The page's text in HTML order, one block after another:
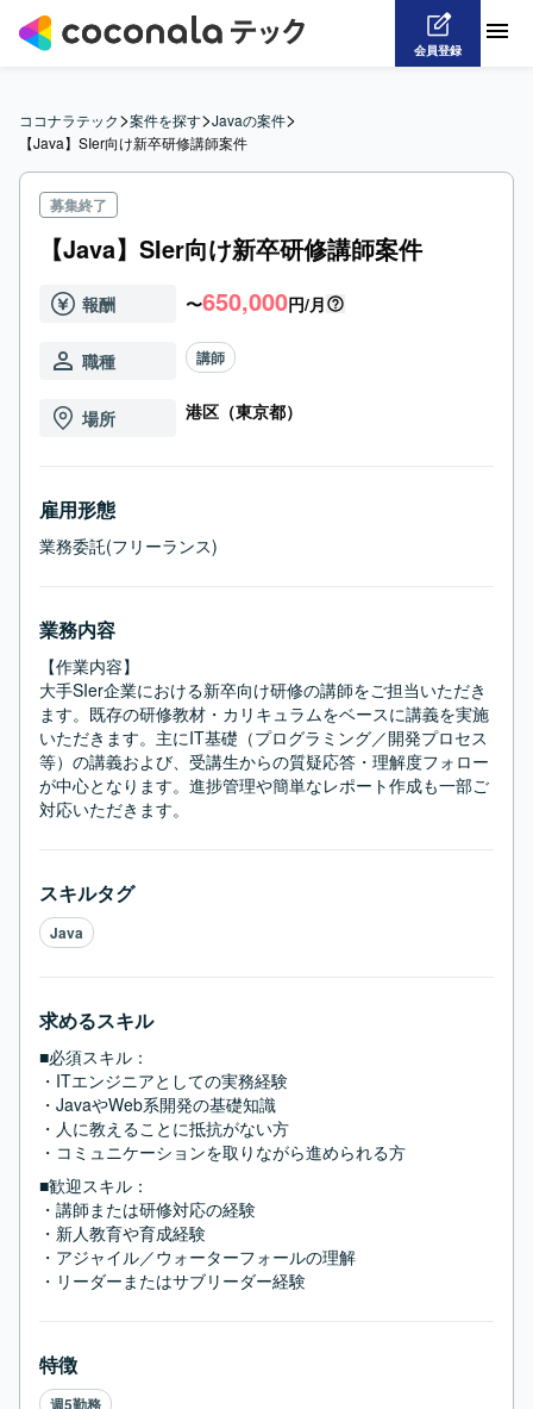
会員登録
ココナラテック>案件を探す>Javaの案件>
【Java】SIer向け新卒研修講師案件
募集終了
【Java】SIer向け新卒研修講師案件
報酬 〜650,000円/月
職種 講師
場所 港区（東京都）
雇用形態
業務委託(フリーランス)
業務内容
【作業内容】
大手SIer企業における新卒向け研修の講師をご担当いただき
ます。既存の研修教材・カリキュラムをベースに講義を実施
いただきます。主にIT基礎（プログラミング／開発プロセス
等）の講義および、受講生からの質疑応答・理解度フォロー
が中心となります。進捗管理や簡単なレポート作成も一部ご
対応いただきます。
スキルタグ
Java
求めるスキル
■必須スキル：
・ITエンジニアとしての実務経験
・JavaやWeb系開発の基礎知識
・人に教えることに抵抗がない方
・コミュニケーションを取りながら進められる方
■歓迎スキル：
・講師または研修対応の経験
・新人教育や育成経験
・アジャイル／ウォーターフォールの理解
・リーダーまたはサブリーダー経験
特徴
週5勤務